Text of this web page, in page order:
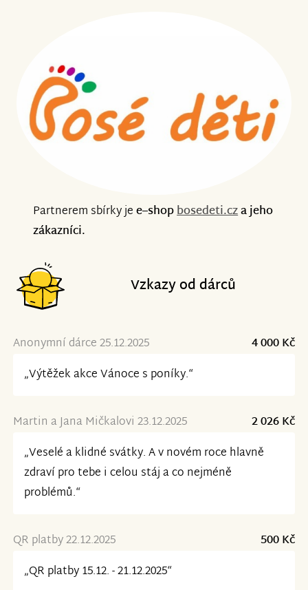
Partnerem sbírky jee–shopbosedeti.cza jeho
zákazníci.
Vzkazy od dárců
Anonymní dárce 25.12.2025
4 000 Kč
„Výtěžek akce Vánoce s poníky.“
Martin a Jana Mičkalovi 23.12.2025
2 026 Kč
„Veselé a klidné svátky. A v novém roce hlavně
zdraví pro tebe i celou stáj a co nejméně
problémů.“
QR platby 22.12.2025
500 Kč
„QR platby 15.12. - 21.12.2025“